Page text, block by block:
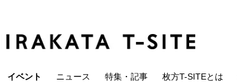
イベント ニュース 特集・記事 枚方T-SITEとは